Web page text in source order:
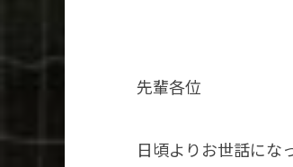
先輩各位
日頃よりお世話にな